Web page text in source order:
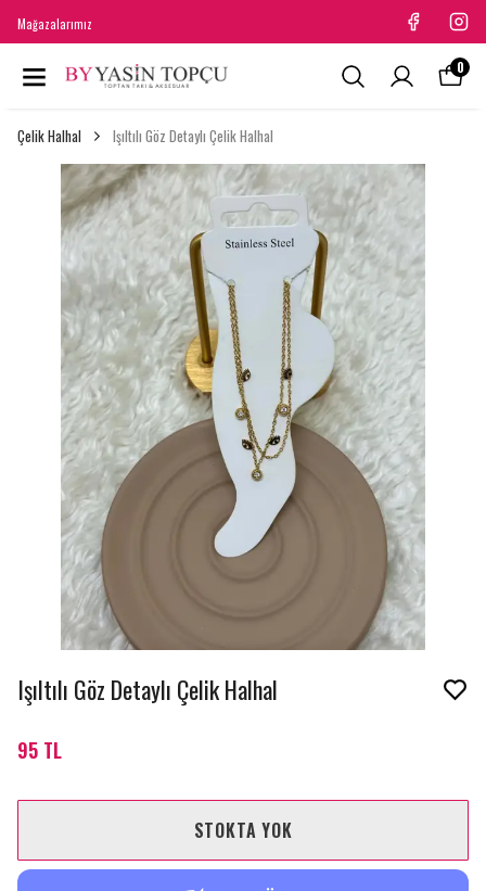
Mağazalarımız
0
Çelik Halhal Işıltılı Göz Detaylı Çelik Halhal
Işıltılı Göz Detaylı Çelik Halhal
95 TL
STOKTA YOK